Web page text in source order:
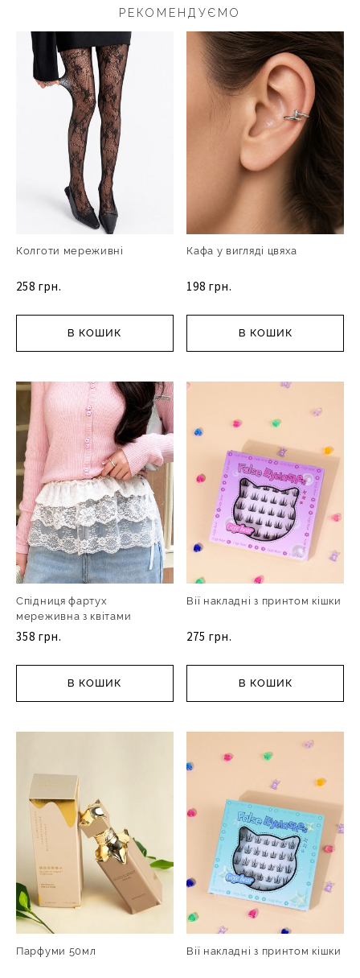
РЕКОМЕНДУЄМО
Колготи мереживні
258 грн.
В КОШИК
Кафа у вигляді цвяха
198 грн.
В КОШИК
Спідниця фартух
мереживна з квітами
358 грн.
В КОШИК
Вії накладні з принтом кішки
275 грн.
В КОШИК
Парфуми 50мл Вії накладні з принтом кішки